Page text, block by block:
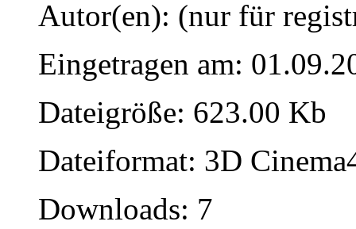
Autor(en): (nur für
Eingetragen am:
Dateigröße: 623.00 Kb
Dateiformat: 3D
Downloads: 7